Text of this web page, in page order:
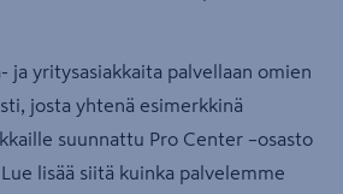
ja yritysasiakkaita palvellaan omien
josta yhtenä esimerkkinä
suunnattu Pro Center –osasto
lisää siitä kuinka palvelemme